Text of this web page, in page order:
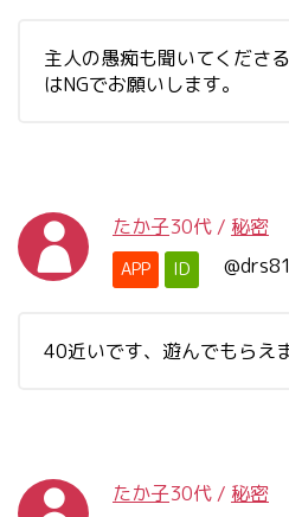
主人の愚痴も聞いてくださ
はNGでお願いします。
たか子30代 / 秘密
APP ID
40近いです、遊んでもらえ
たか子30代 / 秘密